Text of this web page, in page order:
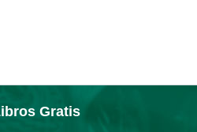
Gratis